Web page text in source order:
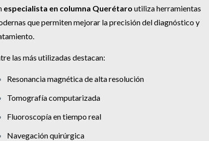
especialista en columna Querétaro utiliza herramientas
que permiten mejorar la precisión del diagnóstico y
las más utilizadas destacan:
Resonancia magnética de alta resolución
Tomografía computarizada
Fluoroscopía en tiempo real
Navegación quirúrgica